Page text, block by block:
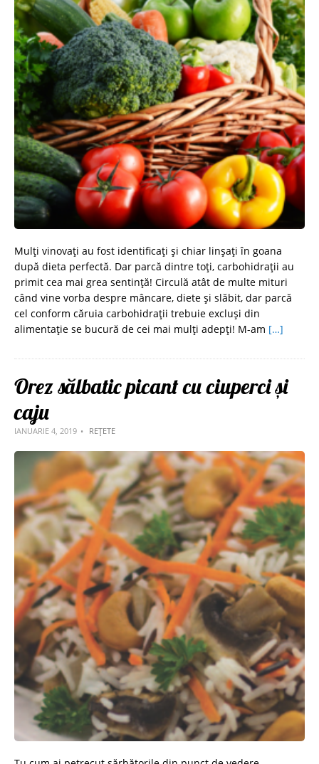
Mulți vinovați au fost identificați și chiar linșați în goana
după dieta perfectă. Dar parcă dintre toți, carbohidrații au
primit cea mai grea sentință! Circulă atât de multe mituri
când vine vorba despre mâncare, diete și slăbit, dar parcă
cel conform căruia carbohidrații trebuie excluși din
alimentație se bucură de cei mai mulți adepți! M-am […]
Orez sălbatic picant cu ciuperci și
caju
IANUARIE 4, 2019 REȚETE